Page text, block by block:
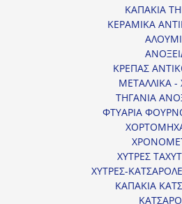
ΚΑΠΑΚΙΑ
ΚΕΡΑΜΙΚΑ
ΚΡΕΠΑΣ
ΜΕΤΑΛΛΙΚΑ -
ΤΗΓΑΝΙΑ
ΦΤΥΑΡΙΑ
ΧΥΤΡΕΣ
ΧΥΤΡΕΣ-
ΚΑΠΑΚΙΑ